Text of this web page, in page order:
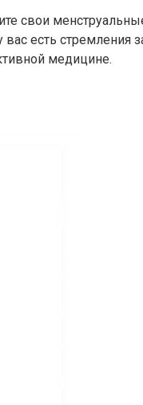
свои
есть
медицине.